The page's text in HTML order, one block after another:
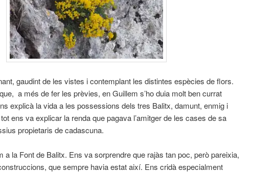
gaudint de les vistes i contemplant les distintes espècies de flors.
a més de fer les prèvies, en Guillem s’ho duia molt ben currat
explicà la vida a les possessions dels tres Balitx, damunt, enmig i
ens va explicar la renda que pagava l’amitger de les cases de sa
propietaris de cadascuna.
a la Font de Balitx. Ens va sorprendre que rajàs tan poc, però pareixia,
que sempre havia estat així. Ens cridà especialment